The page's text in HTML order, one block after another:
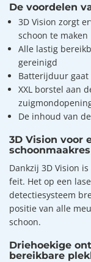
De voordelen
3D Vision zorgt
schoon te maken
Alle lastig
gereinigd
Batterijduur
XXL borstel aan
De inhoud van
3D Vision voor
Dankzij 3D Vision
feit. Het op een
detectiesysteem
positie van alle
schoon.
Driehoekige
bereikbare